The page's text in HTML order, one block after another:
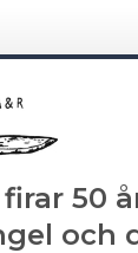
50
och